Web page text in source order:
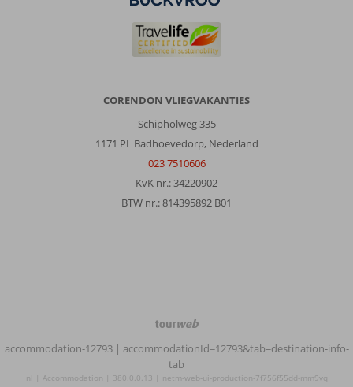
CORENDON VLIEGVAKANTIES
Schipholweg 335
1171 PL Badhoevedorp, Nederland
023 7510606
KvK nr.: 34220902
BTW nr.: 814395892 B01
TourWeb
©
NetMatch
accommodation-12793 | accommodationId=12793&tab=destination-info-
tab
nl | Accommodation | 380.0.0.13 | netm-web-ui-production-7f756f55dd-mm9vq